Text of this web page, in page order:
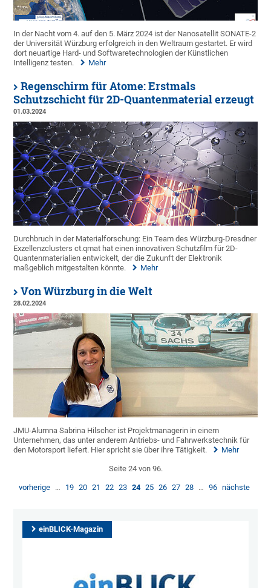
In der Nacht vom 4. auf den 5. März 2024 ist der Nanosatellit SONATE-2
der Universität Würzburg erfolgreich in den Weltraum gestartet. Er wird
dort neuartige Hard- und Softwaretechnologien der Künstlichen
Intelligenz testen.
Mehr
Regenschirm für Atome: Erstmals
Schutzschicht für 2D-Quantenmaterial erzeugt
01.03.2024
Durchbruch in der Materialforschung: Ein Team des Würzburg-Dresdner
Exzellenzclusters ct.qmat hat einen innovativen Schutzfilm für 2D-
Quantenmaterialien entwickelt, der die Zukunft der Elektronik
maßgeblich mitgestalten könnte.
Mehr
Von Würzburg in die Welt
28.02.2024
JMU-Alumna Sabrina Hilscher ist Projektmanagerin in einem
Unternehmen, das unter anderem Antriebs- und Fahrwerkstechnik für
den Motorsport liefert. Hier spricht sie über ihre Tätigkeit.
Mehr
Seite 24 von 96.
vorherige … 19 20 21 22 23 24 25 26 27 28 … 96 nächste
einBLICK-Magazin